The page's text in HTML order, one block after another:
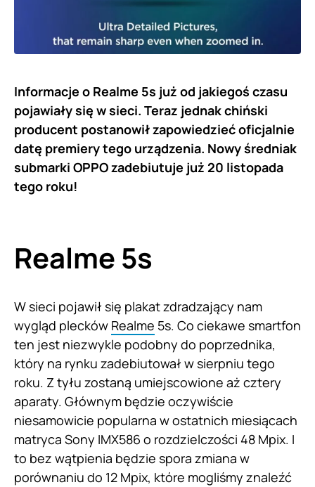
Informacje o Realme 5s już od jakiegoś czasu
pojawiały się w sieci. Teraz jednak chiński
producent postanowił zapowiedzieć oficjalnie
datę premiery tego urządzenia. Nowy średniak
submarki OPPO zadebiutuje już 20 listopada
tego roku!
Realme 5s
W sieci pojawił się plakat zdradzający nam
wygląd plecków Realme 5s. Co ciekawe smartfon
ten jest niezwykle podobny do poprzednika,
który na rynku zadebiutował w sierpniu tego
roku. Z tyłu zostaną umiejscowione aż cztery
aparaty. Głównym będzie oczywiście
niesamowicie popularna w ostatnich miesiącach
matryca Sony IMX586 o rozdzielczości 48 Mpix. I
to bez wątpienia będzie spora zmiana w
porównaniu do 12 Mpix, które mogliśmy znaleźć